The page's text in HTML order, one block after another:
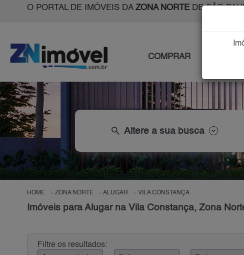
O PORTAL DE IMÓVEIS DA ZONA NORTEDE SÃO
COMPRAR
search Altere a sua busca
HOME ZONA NORTE ALUGAR VILA CONSTANÇA
Imóveis para Alugar na Vila Constança, Zona
Filtre os resultados: